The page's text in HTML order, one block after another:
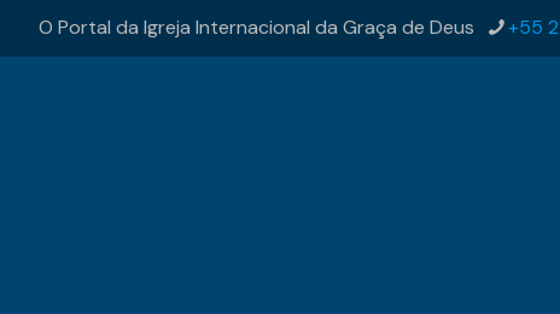
O Portal da Igreja Internacional da Graça de Deus +55